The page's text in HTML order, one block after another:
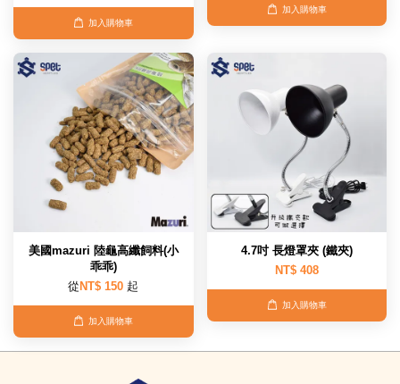
加入購物車
加入購物車
美國mazuri 陸龜高纖飼料(小
乖乖)
從 NT$ 150 起
加入購物車
4.7吋 長燈罩夾 (鐵夾)
NT$ 408
加入購物車